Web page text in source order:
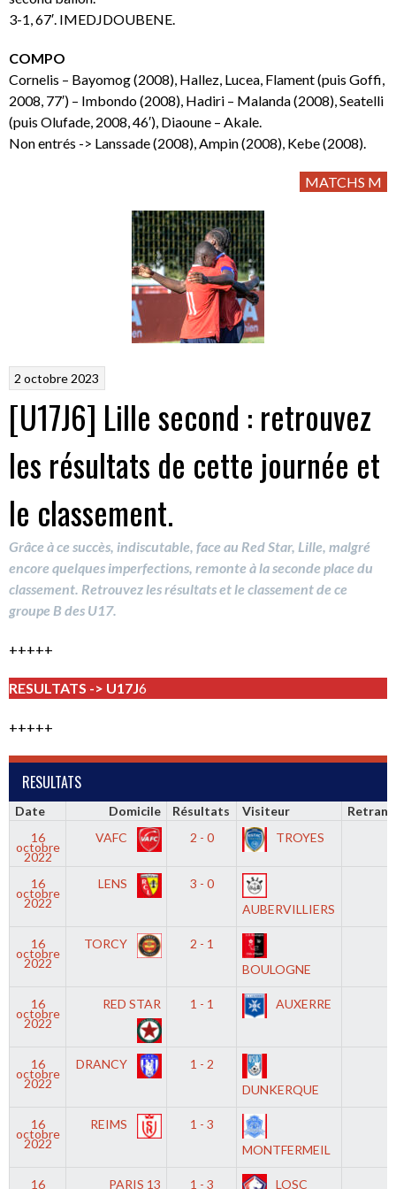
3-1, 67′. IMEDJDOUBENE.
COMPO
Cornelis – Bayomog (2008), Hallez, Lucea, Flament (puis Goffi,
2008, 77′) – Imbondo (2008), Hadiri – Malanda (2008), Seatelli
(puis Olufade, 2008, 46′), Diaoune – Akale.
Non entrés -> Lanssade (2008), Ampin (2008), Kebe (2008).
MATCHS M
2 octobre 2023
[U17J6] Lille second : retrouvez
les résultats de cette journée et
le classement.
Grâce à ce succès, indiscutable, face au Red Star, Lille, malgré
encore quelques imperfections, remonte à la seconde place du
classement. Retrouvez les résultats et le classement de ce
groupe B des U17.
+++++
RESULTATS -> U17J6
+++++
RESULTATS
Date Domicile Résultats Visiteur
16
octobre
2022
VAFC 2 - 0 TROYES
16
octobre
2022
LENS
3 - 0
AUBERVILLIERS
16
octobre
2022
TORCY
2 - 1
BOULOGNE
16
octobre
2022
RED STAR 1 - 1 AUXERRE
16
octobre
2022
DRANCY
1 - 2
DUNKERQUE
16
octobre
2022
REIMS
1 - 3
MONTFERMEIL
16
PARIS 13
1 - 3 LOSC